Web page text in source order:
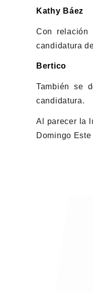
Kathy Báez
Con relación
candidatura
Bertico
También se
candidatura.
Al parecer la
Domingo